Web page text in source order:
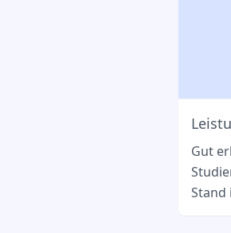
Gut
Stand